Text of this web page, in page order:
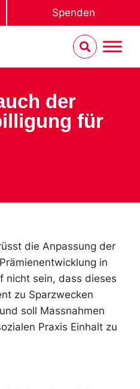
Spenden
der
für
die Anpassung der
in
nicht sein, dass dieses
zu Sparzwecken
soll Massnahmen
Praxis Einhalt zu